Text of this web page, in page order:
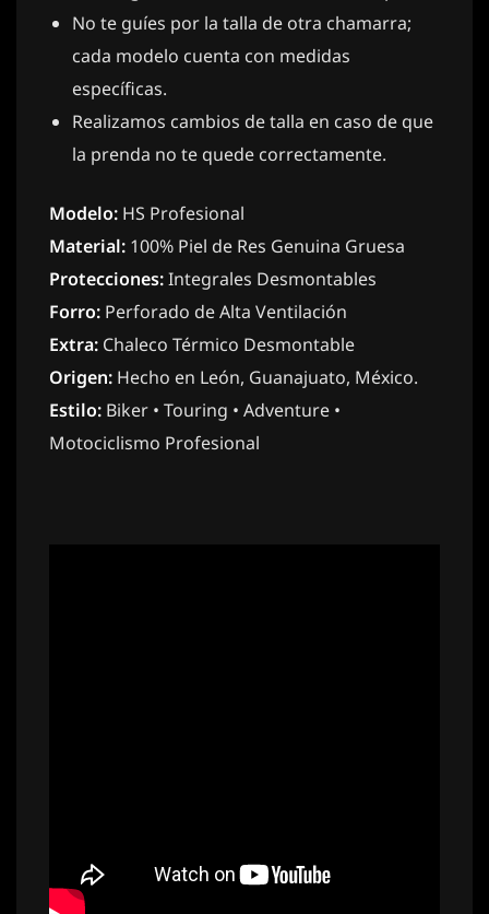
No te guíes por la talla de otra chamarra;
cada modelo cuenta con medidas
específicas.
Realizamos cambios de talla en caso de que
la prenda no te quede correctamente.
Modelo: HS Profesional
Material: 100% Piel de Res Genuina Gruesa
Protecciones:Integrales Desmontables
Forro: Perforado de Alta Ventilación
Extra: Chaleco Térmico Desmontable
Origen: Hecho en León, Guanajuato, México.
Estilo: Biker • Touring • Adventure •
Motociclismo Profesional